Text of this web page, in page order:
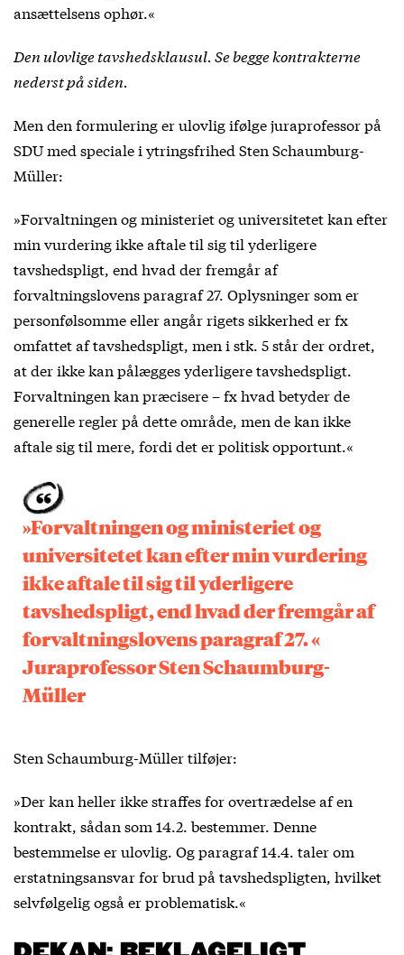
ansættelsens ophør.«
Den ulovlige tavshedsklausul. Se begge kontrakterne
nederst på siden.
Men den formulering er ulovlig ifølge juraprofessor på
SDU med speciale i ytringsfrihed Sten Schaumburg-
Müller:
»Forvaltningen og ministeriet og universitetet kan efter
min vurdering ikke aftale til sig til yderligere
tavshedspligt, end hvad der fremgår af
forvaltningslovens paragraf 27. Oplysninger som er
personfølsomme eller angår rigets sikkerhed er fx
omfattet af tavshedspligt, men i stk. 5 står der ordret,
at der ikke kan pålægges yderligere tavshedspligt.
Forvaltningen kan præcisere – fx hvad betyder de
generelle regler på dette område, men de kan ikke
aftale sig til mere, fordi det er politisk opportunt.«
»Forvaltningen og ministeriet og
universitetet kan efter min vurdering
ikke aftale til sig til yderligere
tavshedspligt, end hvad der fremgår af
forvaltningslovens paragraf 27. «
Juraprofessor Sten Schaumburg-
Müller
Sten Schaumburg-Müller tilføjer:
»Der kan heller ikke straffes for overtrædelse af en
kontrakt, sådan som 14.2. bestemmer. Denne
bestemmelse er ulovlig. Og paragraf 14.4. taler om
erstatningsansvar for brud på tavshedspligten, hvilket
selvfølgelig også er problematisk.«